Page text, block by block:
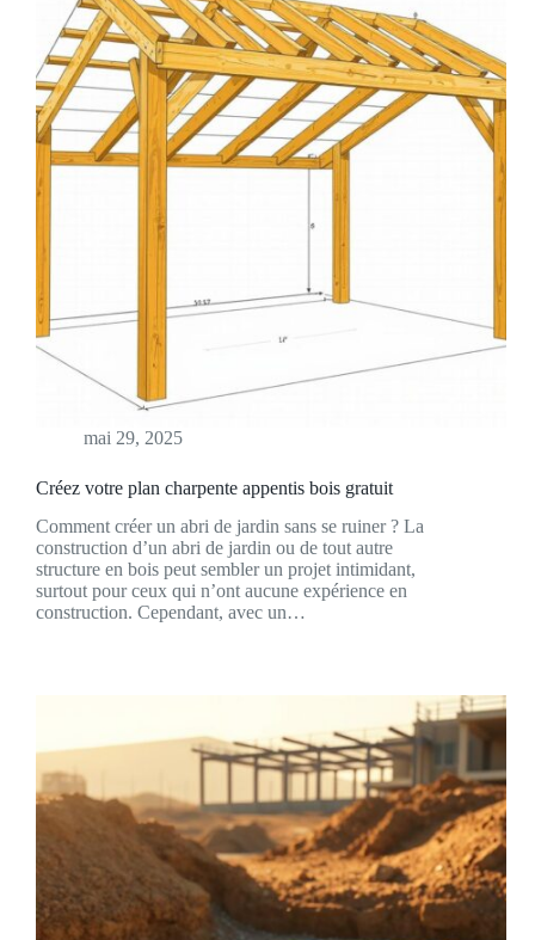
mai 29, 2025
Créez votre plan charpente appentis bois gratuit
Comment créer un abri de jardin sans se ruiner ? La
construction d’un abri de jardin ou de tout autre
structure en bois peut sembler un projet intimidant,
surtout pour ceux qui n’ont aucune expérience en
construction. Cependant, avec un…